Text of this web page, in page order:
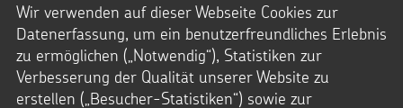
Downloads
MP3-Datei
Wir verwenden auf dieser Webseite Cookies zur
Datenerfassung, um ein benutzerfreundliches Erlebnis
zu ermöglichen („Notwendig“), Statistiken zur
Verbesserung der Qualität unserer Website zu
erstellen („Besucher-Statistiken“) sowie zur